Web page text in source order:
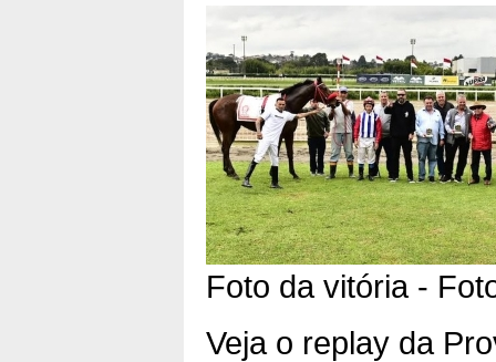
Foto da vitória -
Veja o replay da